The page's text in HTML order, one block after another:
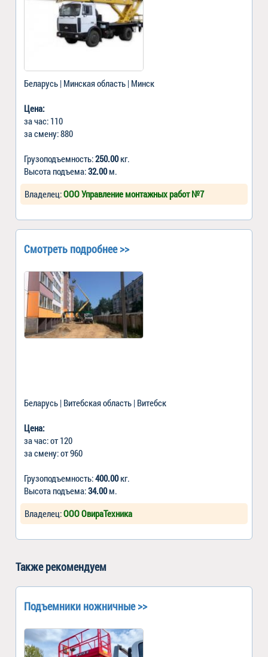
Беларусь | Минская область | Минск
Цена:
за час: 110
за смену: 880
Грузоподъемность:250.00кг.
Высота подъема:32.00м.
Владелец:ООО Управление монтажных работ №7
Смотреть подробнее >>
Беларусь | Витебская область | Витебск
Цена:
за час: от 120
за смену: от 960
Грузоподъемность:400.00кг.
Высота подъема:34.00м.
Владелец:ООО ОвираТехника
Также рекомендуем
Подъемники ножничные >>